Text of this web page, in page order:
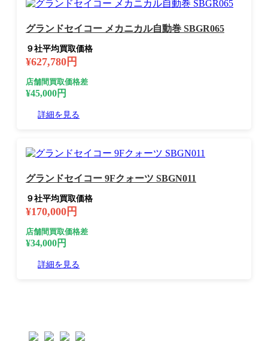
グランドセイコー メカニカル自動巻 SBGR065
９社平均買取価格
¥627,780円
店舗間買取価格差
¥45,000円
詳細を見る
グランドセイコー 9Fクォーツ SBGN011
９社平均買取価格
¥170,000円
店舗間買取価格差
¥34,000円
詳細を見る